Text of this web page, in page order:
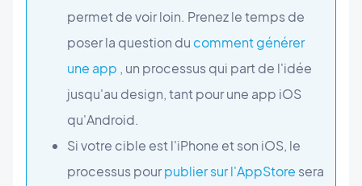
permet de voir loin. Prenez le temps de
poser la question du comment générer
une app , un processus qui part de l'idée
jusqu'au design, tant pour une app iOS
qu'Android.
Si votre cible est l'iPhone et son iOS, le
processus pourpublier sur l'AppStore sera